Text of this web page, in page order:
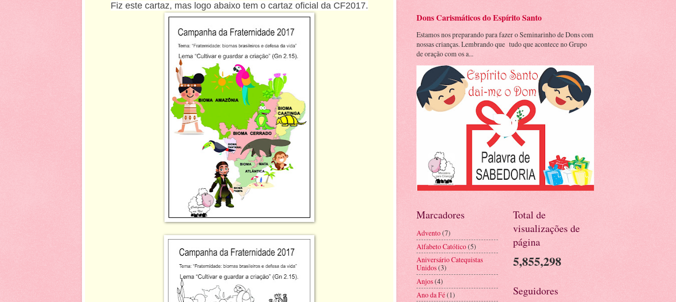
Fiz este cartaz, mas logo abaixo tem o cartaz oficial da CF2017.
Dons Carismáticos do Espírito Santo
Estamos nos preparando para fazer o Seminarinho de Dons com
nossas crianças. Lembrando que tudo que acontece no Grupo
de oração com os a...
Marcadores
Advento(7)
Alfabeto Católico(5)
Aniversário Catequistas
Unidos(3)
Anjos(4)
Ano da Fé(1)
Total de
visualizações de
página
5,855,298
Seguidores